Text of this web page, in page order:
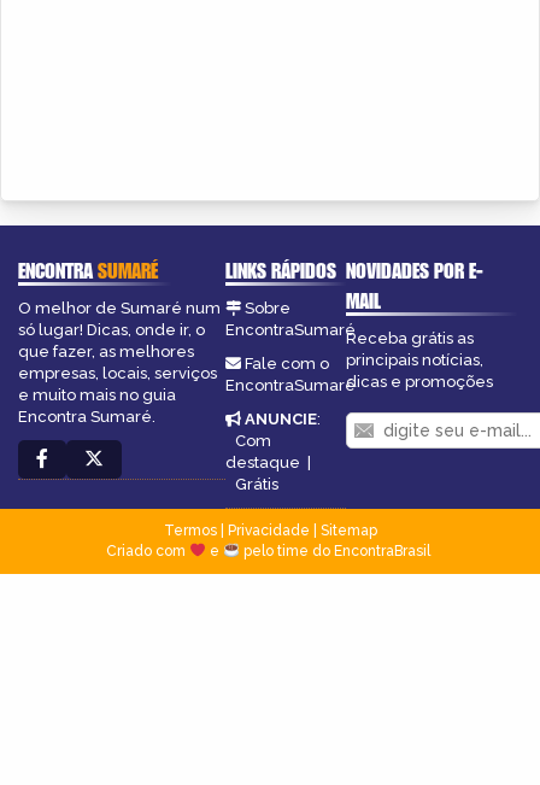
ENCONTRASUMARÉ
O melhor de Sumaré num
só lugar! Dicas, onde ir, o
que fazer, as melhores
empresas, locais, serviços
e muito mais no guia
Encontra Sumaré.
LINKS RÁPIDOS
Sobre
EncontraSumaré
Fale com o
EncontraSumaré
ANUNCIE:
Com
destaque |
Grátis
NOVIDADES POR E-
MAIL
Receba grátis as
principais notícias,
dicas e promoções
Termos| Privacidade
Sitemap
Criado com
e pelo time do EncontraBrasil